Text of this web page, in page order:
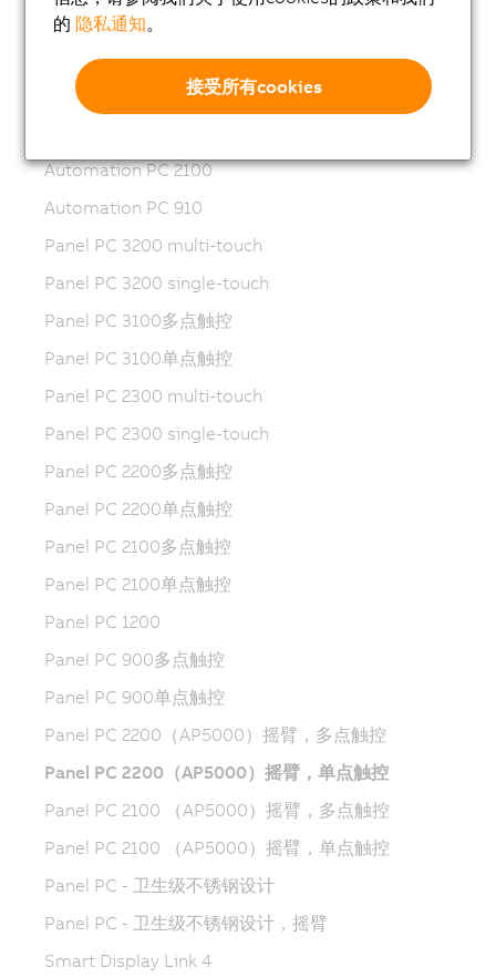
Automation PC 3100
Automation PC 3100 mobile
Automation PC 2300
Automation PC 2100
Automation PC 910
Panel PC 3200 multi-touch
Panel PC 3200 single-touch
Panel PC 3100多点触控
Panel PC 3100单点触控
Panel PC 2300 multi-touch
Panel PC 2300 single-touch
Panel PC 2200多点触控
Panel PC 2200单点触控
Panel PC 2100多点触控
Panel PC 2100单点触控
Panel PC 1200
Panel PC 900多点触控
Panel PC 900单点触控
Panel PC 2200（AP5000）摇臂，多点触控
Panel PC 2200（AP5000）摇臂，单点触控
Panel PC 2100 （AP5000）摇臂，多点触控
Panel PC 2100 （AP5000）摇臂，单点触控
Panel PC - 卫生级不锈钢设计
Panel PC - 卫生级不锈钢设计，摇臂
Smart Display Link 4
的 隐私通知。
接受所有cookies